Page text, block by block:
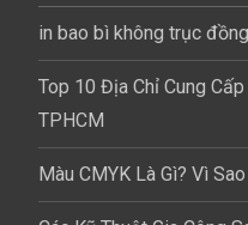
in bao bì không trục đồng
Top 10 Địa Chỉ Cung Cấp
TPHCM
Màu CMYK Là Gì? Vì